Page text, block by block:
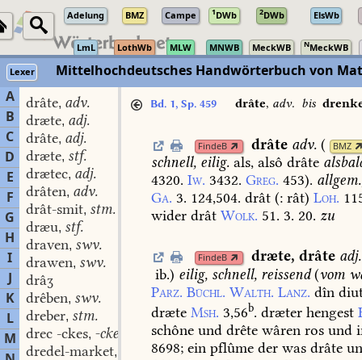
Adelung BMZ Campe 1DWb 2DWb ElsWb
LmL LothWb MLW MNWB MeckWB NMeckWB
Lexer
Mittelhochdeutsches Handwörterbuch von
A
B
C
D
E
F
G
H
I
J
K
L
M
drâte, adv.
dræte, adj.
drâte, adj.
dræte, stf.
drætec, adj.
drâten, adv.
drât-smit, stm.
dræu, stf.
draven, swv.
drawen, swv.
drâʒ
drêben, swv.
dreber, stm.
drec -ckes, -ckes stm.
dredel-market,
Bd. 1, Sp. 459 drâte, adv. bis
FindeB drâte adv. ( BMZ
schnell, eilig. als, alsô drâte
4320. Iw. 3432. Greg. 453).
Ga. 3. 124,504. drât (: rât) Loh.
wider drât Wolk. 51. 3. 20. zu
FindeB dræte, drâte adj.
ib.) eilig, schnell, reissend(vom
Parz. Büchl. Walth. Lanz. dîn
dræte Msh. 3,56b. dræter hengest
schône und drête wâren ros und
8698; ein pflûme der was drâte